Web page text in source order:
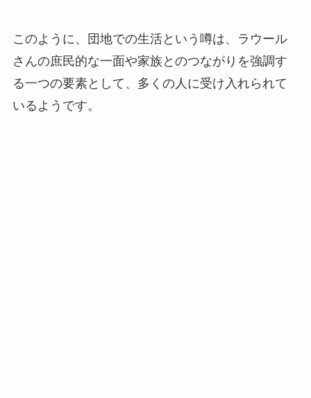
このように、団地での生活という噂は、ラウール
さんの庶民的な一面や家族とのつながりを強調す
る一つの要素として、多くの人に受け入れられて
いるようです。